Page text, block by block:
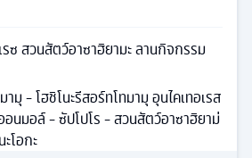
ซ สวนสัตว์อาซาฮิยามะ ลานกิจกรรม
ามุ - โฮชิโนะรีสอร์ทโทมามุ อุนไคเทอเรส
นมอล์ - ซัปโปโร - สวนสัตว์อาซาฮิยาม่
โอกะ